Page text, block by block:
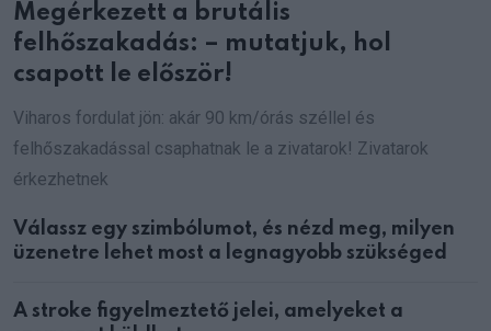
Megérkezett a brutális
felhőszakadás: – mutatjuk, hol
csapott le először!
Viharos fordulat jön: akár 90 km/órás széllel és
felhőszakadással csaphatnak le a zivatarok! Zivatarok
érkezhetnek
Válassz egy szimbólumot, és nézd meg, milyen
üzenetre lehet most a legnagyobb szükséged
A stroke figyelmeztető jelei, amelyeket a